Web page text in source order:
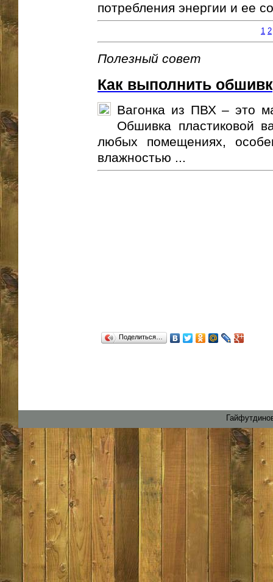
потребления энергии и ее
1 2
Полезный совет
Как выполнить
Вагонка из ПВХ – это
Обшивка пластиковой
любых помещениях,
влажностью ...
Поделиться…